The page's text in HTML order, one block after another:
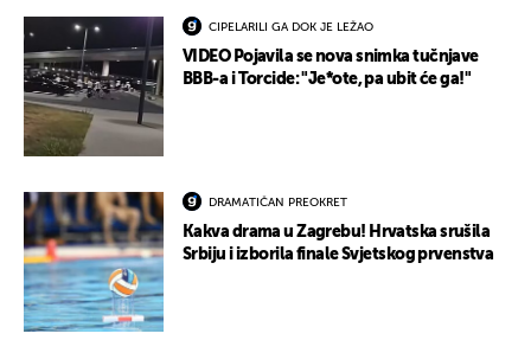
CIPELARILI GA DOK JE LEŽAO
VIDEO Pojavila se nova snimka tučnjave
BBB-a i Torcide: "Je*ote, pa ubit će ga!"
DRAMATIČAN PREOKRET
Kakva drama u Zagrebu! Hrvatska srušila
Srbiju i izborila finale Svjetskog prvenstva